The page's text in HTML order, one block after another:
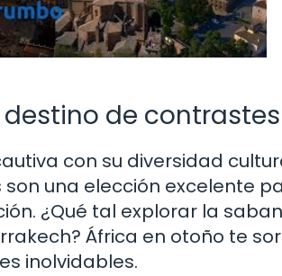
de contrastes
con su diversidad
una elección excelente
¿Qué tal explorar la
África en otoño te
inolvidables.